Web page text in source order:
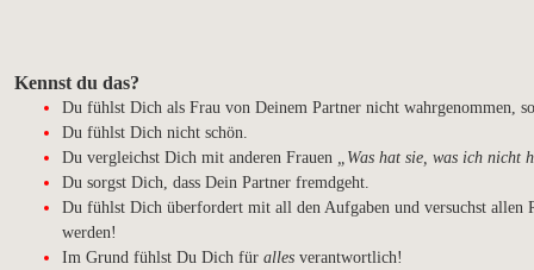
Kennst du das?
Du fühlst Dich als Frau von Deinem Partner nicht wahrgenommen,
Du fühlst Dich nicht schön.
Du vergleichst Dich mit anderen Frauen „Was hat sie, was ich nicht
Du sorgst Dich, dass Dein Partner fremdgeht.
Du fühlst Dich überfordert mit all den Aufgaben und versuchst
werden!
Im Grund fühlst Du Dich für alles verantwortlich!